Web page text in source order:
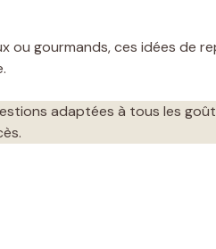
ou gourmands, ces idées de
adaptées à tous les